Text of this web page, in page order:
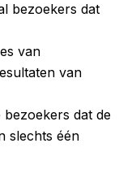
bezoekers dat
van
van
dat de
slechts één